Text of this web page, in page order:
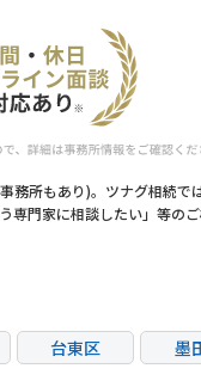
務所もあり)。ツナグ相続で
門家に相談したい」等のご
台東区
墨